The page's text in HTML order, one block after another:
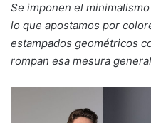
Se imponen el
lo que apostamos por
estampados geométricos
rompan esa mesura